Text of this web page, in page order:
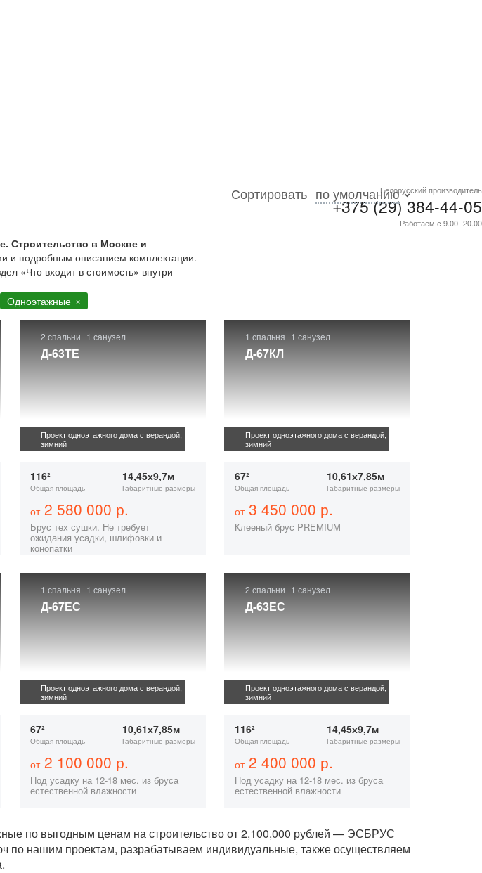
Белорусский производитель
+375 (29) 384-44-05
Работаем с 9.00 -20.00
Сортировать по умолчанию
Строительство в Москве и
и подробным описанием комплектации.
«Что входит в стоимость» внутри
Одноэтажные
2 спальни 1 санузел
Д-63ТЕ
Проект одноэтажного дома с верандой,
зимний
116²
Общая площадь
14,45х9,7м
Габаритные размеры
от2 580 000 р.
Брус тех сушки. Не требует
ожидания усадки, шлифовки и
конопатки
1 спальня 1 санузел
Д-67КЛ
Проект одноэтажного дома с верандой,
зимний
67²
Общая площадь
10,61х7,85м
Габаритные размеры
от3 450 000 р.
Клееный брус PREMIUM
1 спальня 1 санузел
Д-67ЕС
Проект одноэтажного дома с верандой,
зимний
67²
Общая площадь
10,61х7,85м
Габаритные размеры
от2 100 000 р.
Под усадку на 12-18 мес. из бруса
естественной влажности
2 спальни 1 санузел
Д-63ЕС
Проект одноэтажного дома с верандой,
зимний
116²
Общая площадь
14,45х9,7м
Габаритные размеры
от2 400 000 р.
Под усадку на 12-18 мес. из бруса
естественной влажности
по выгодным ценам на строительство от 2,100,000 рублей — ЭСБРУС
по нашим проектам, разрабатываем индивидуальные, также осуществляем